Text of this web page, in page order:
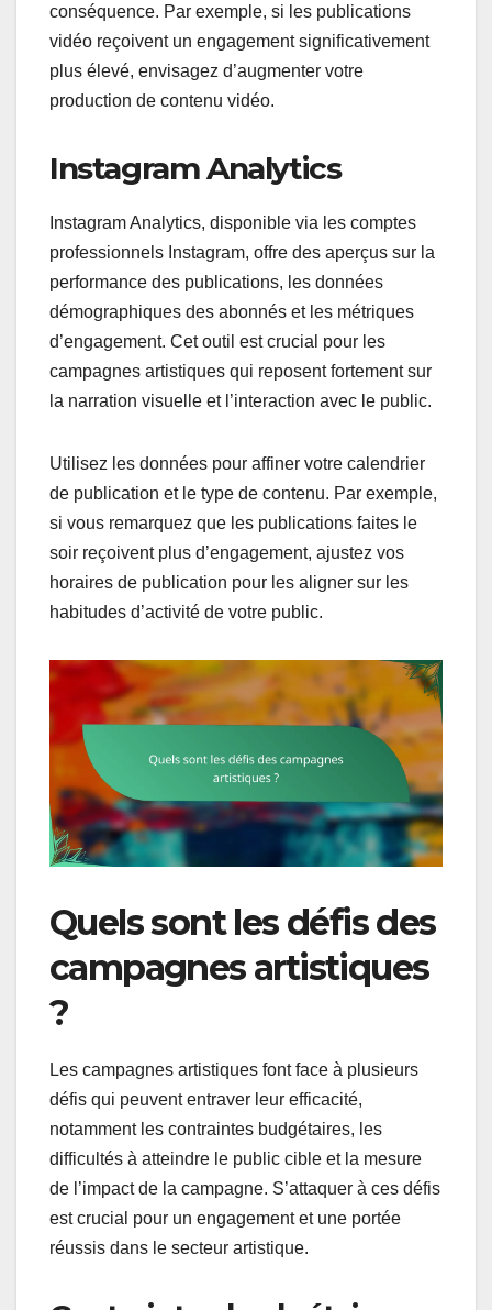
conséquence. Par exemple, si les publications
vidéo reçoivent un engagement significativement
plus élevé, envisagez d’augmenter votre
production de contenu vidéo.
Instagram Analytics
Instagram Analytics, disponible via les comptes
professionnels Instagram, offre des aperçus sur la
performance des publications, les données
démographiques des abonnés et les métriques
d’engagement. Cet outil est crucial pour les
campagnes artistiques qui reposent fortement sur
la narration visuelle et l’interaction avec le public.
Utilisez les données pour affiner votre calendrier
de publication et le type de contenu. Par exemple,
si vous remarquez que les publications faites le
soir reçoivent plus d’engagement, ajustez vos
horaires de publication pour les aligner sur les
habitudes d’activité de votre public.
Quels sont les défis des
campagnes artistiques
?
Les campagnes artistiques font face à plusieurs
défis qui peuvent entraver leur efficacité,
notamment les contraintes budgétaires, les
difficultés à atteindre le public cible et la mesure
de l’impact de la campagne. S’attaquer à ces défis
est crucial pour un engagement et une portée
réussis dans le secteur artistique.